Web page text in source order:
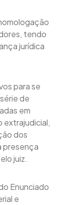
tendo
jurídica
para se
de
em
extrajudicial,
dos
presença
juiz.
Enunciado
e